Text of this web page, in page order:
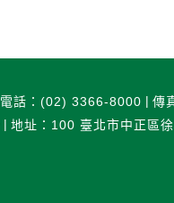
電話：(02) 3366-8000
傳
地址：100 臺北市中正區